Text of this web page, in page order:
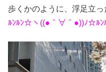
歩くかのように、浮足立っ
ﾙﾝﾙﾝ☆ヽ((●＾∀＾●))ﾉ☆ﾙﾝ